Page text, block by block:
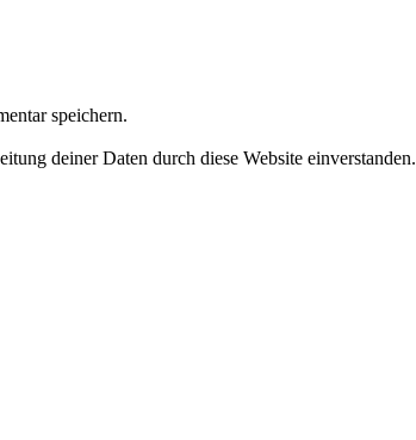
speichern.
deiner Daten durch diese Website einverstanden.